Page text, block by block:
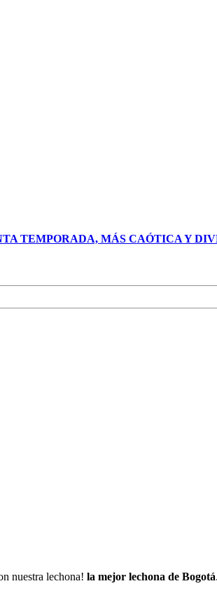
TEMPORADA, MÁS CAÓTICA Y
nuestra lechona! la mejor lechona de Bogotá.